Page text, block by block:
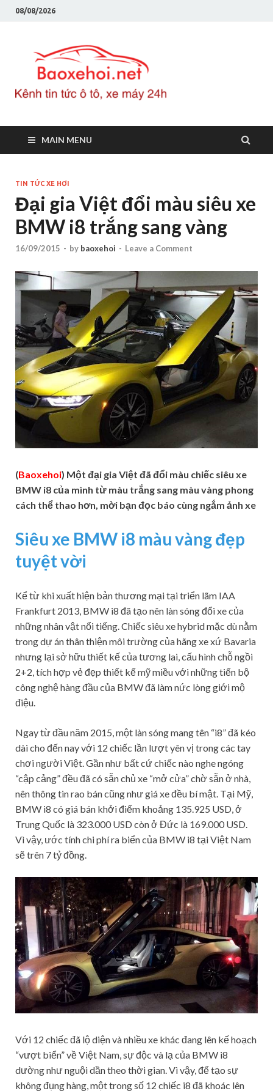
08/08/2026
MAIN MENU
TIN TỨC XE HƠI
Đại gia Việt đổi màu siêu xe
BMW i8 trắng sang vàng
16/09/2015 - by baoxehoi - Leave a Comment
(Baoxehoi) Một đại gia Việt đã đổi màu chiếc siêu xe
BMW i8 của mình từ màu trắng sang màu vàng phong
cách thể thao hơn, mời bạn đọc báo cùng ngắm ảnh xe
Siêu xe BMW i8 màu vàng đẹp
tuyệt vời
Kể từ khi xuất hiện bản thương mại tại triển lãm IAA
Frankfurt 2013, BMW i8 đã tạo nên làn sóng đổi xe của
những nhân vật nổi tiếng. Chiếc siêu xe hybrid mặc dù nằm
trong dự án thân thiện môi trường của hãng xe xứ Bavaria
nhưng lại sở hữu thiết kế của tương lai, cấu hình chỗ ngồi
2+2, tích hợp vẻ đẹp thiết kế mỹ miều với những tiến bộ
công nghệ hàng đầu của BMW đã làm nức lòng giới mộ
điệu.
Ngay từ đầu năm 2015, một làn sóng mang tên “i8” đã kéo
dài cho đến nay với 12 chiếc lần lượt yên vị trong các tay
chơi người Việt. Gần như bất cứ chiếc nào nghe ngóng
“cập cảng” đều đã có sẵn chủ xe “mở cửa” chờ sẵn ở nhà,
nên thông tin rao bán cũng như giá xe đều bí mật. Tại Mỹ,
BMW i8 có giá bán khởi điểm khoảng 135.925 USD, ở
Trung Quốc là 323.000 USD còn ở Đức là 169.000 USD.
Vì vậy, ước tính chi phí ra biển của BMW i8 tại Việt Nam
sẽ trên 7 tỷ đồng.
Với 12 chiếc đã lộ diện và nhiều xe khác đang lên kế hoạch
“vượt biển” về Việt Nam, sự độc và lạ của BMW i8
dường như nguội dần theo thời gian. Vì vậy, để tạo sự
không đụng hàng, một trong số 12 chiếc i8 đã khoác lên